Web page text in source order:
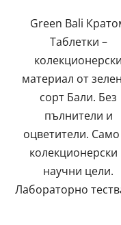
звезди.
Green Bali
Таблетки –
колекционерски
материал от
сорт Бали. Без
пълнители и
оцветители. Само
колекционерски
научни цели.
Лабораторно